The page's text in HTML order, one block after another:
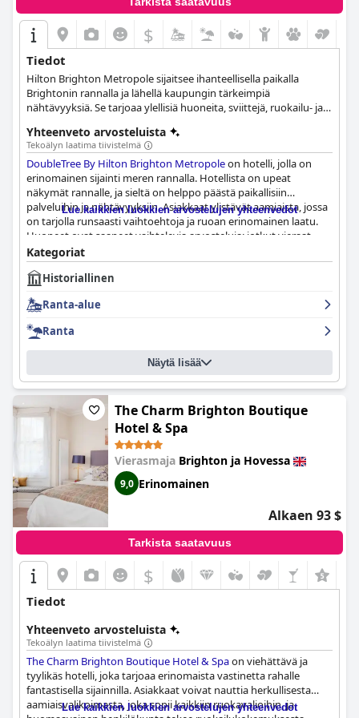
$
Tiedot
Hilton Brighton Metropole sijaitsee ihanteellisella paikalla
Brightonin rannalla ja lähellä kaupungin tärkeimpiä
nähtävyyksiä. Se tarjoaa ylellisiä huoneita, sviittejä, ruokailu- ja
suosittu valinta yritystapahtumien, konferenssien ja kokousten
järjestämiseen, ja se tarjoaa laajan valikoiman lisäpalveluja.
Yhteenveto arvosteluista
Tekoälyn laatima tiivistelmä
DoubleTree By Hilton Brighton Metropoleon hotelli, jolla on
erinomainen sijainti meren rannalla. Hotellista on upeat
näkymät rannalle, ja sieltä on helppo päästä paikallisiin
palveluihin ja nähtävyyksiin. Asiakkaat ylistävät aamiaista, jossa
on tarjolla runsaasti vaihtoehtoja ja ruoan erinomainen laatu.
Huoneet ovat saaneet vaihtelevia arvosteluja: jotkut vieraat
ylistävät siistejä ja mukavia makuuhuoneita, kun taas toiset
huomauttavat, että jotkut huoneet ovat vanhentuneita ja
kaipaavat remonttia. Myös hotellin siisteydessä olisi
ystävällistä ja avuliasta, muutamaa poikkeusta lukuun
ottamatta. Allastilat ovat saaneet vaihtelevia arvosteluja: jotkut
vieraat pitävät uima-allasta upeana, kun taas toiset olivat
pettyneitä sulkemisiin ja ruuhkaan. Hotelli on hyvä valinta
lapsiperheille, sillä siellä on hyvän kokoisia perhehuoneita ja
nautinnollinen buffet-aamiainen. Sängyt ovat saaneet
vaihtelevia arvosteluja: jotkut vieraat pitävät niitä epämukavina,
kun taas toiset pitävät niitä mukavina. Kaiken kaikkiaan
DoubleTree By Hilton Brighton Metropole
on hyvän vastineen
rahoille tarjoava hotelli, jolla on kätevä sijainti, loistava
aamiainen ja ystävällinen henkilökunta.
Lue kaikkien luokkien arvostelujen yhteenvedot
Kategoriat
Historiallinen
Ranta-alue
Ranta
Näytä lisää
The Charm Brighton Boutique
Hotel & Spa
Vierasmaja Brighton ja Hovessa
9,0 Erinomainen
Alkaen 93 $
Tarkista saatavuus
$
Tiedot
Yhteenveto arvosteluista
Tekoälyn laatima tiivistelmä
The Charm Brighton Boutique Hotel & Spaon viehättävä ja
tyylikäs hotelli, joka tarjoaa erinomaista vastinetta rahalle
fantastisella sijainnilla. Asiakkaat voivat nauttia herkullisesta
aamiaisvalikoimasta, joka sopii kaikkiin ruokavalioihin, ja
Lue kaikkien luokkien arvostelujen yhteenvedot